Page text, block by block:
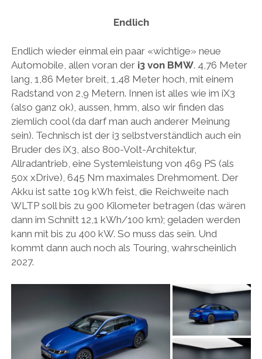
BRITS
CARROSSIERS
CHRYSLER/DODGE/JEEP
CITROËN
DAIMLER
EXOTEN
FERRARI
FIAT/ABARTH
FOOD
FORD
FRANZOSEN
ITALIA
JAPANER
DEUTSCH
ENGLISH
facebook
instagram
pinterest
Endlich
Endlich wieder einmal ein paar «wichtige» neue
Automobile, allen voran der i3 von BMW. 4,76 Meter
lang, 1,86 Meter breit, 1,48 Meter hoch, mit einem
Radstand von 2,9 Metern. Innen ist alles wie im iX3
(also ganz ok), aussen, hmm, also wir finden das
ziemlich cool (da darf man auch anderer Meinung
sein). Technisch ist der i3 selbstverständlich auch ein
Bruder des iX3, also 800-Volt-Architektur,
Allradantrieb, eine Systemleistung von 469 PS (als
50x xDrive), 645 Nm maximales Drehmoment. Der
Akku ist satte 109 kWh feist, die Reichweite nach
WLTP soll bis zu 900 Kilometer betragen (das wären
dann im Schnitt 12,1 kWh/100 km); geladen werden
kann mit bis zu 400 kW. So muss das sein. Und
kommt dann auch noch als Touring, wahrscheinlich
2027.